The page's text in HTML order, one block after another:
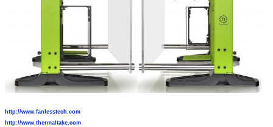
http://www.fanlesstech.com
http://www.thermaltake.com